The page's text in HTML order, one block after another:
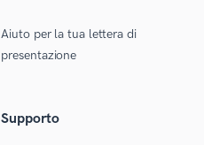
Aiuto per la tua lettera di
presentazione
Supporto